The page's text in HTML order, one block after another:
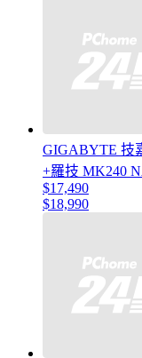
GIGABYTE 技
+羅技 MK240
$17,490
$18,990